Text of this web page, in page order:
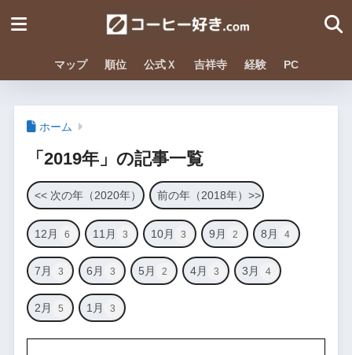
マップ 順位 公式Ｘ 吉祥寺 経験 PC
ホーム
「2019年」の記事一覧
<< 次の年（2020年） 前の年（2018年）>>
12月 6 11月 3 10月 3 9月 2 8月 4
7月 3 6月 3 5月 2 4月 3 3月 4
2月 5 1月 3